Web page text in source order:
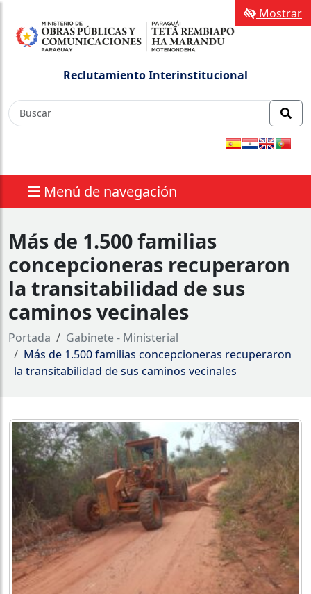
Reclutamiento Interinstitucional
Menú de navegación
Mostrar
Más de 1.500 familias
concepcioneras recuperaron
la transitabilidad de sus
caminos vecinales
Portada
Gabinete - Ministerial
Más de 1.500 familias concepcioneras recuperaron
la transitabilidad de sus caminos vecinales